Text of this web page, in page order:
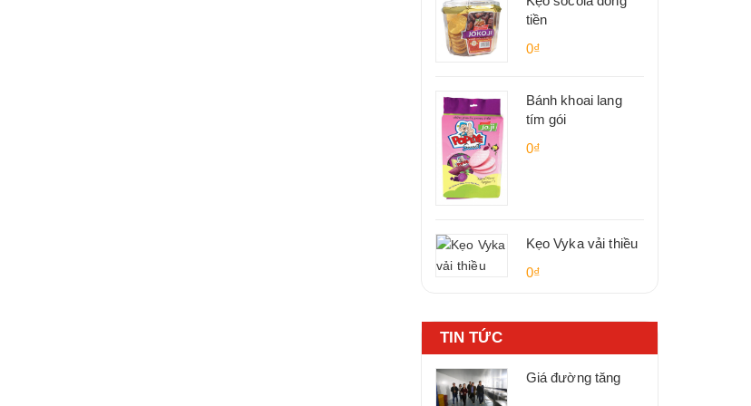
tiền
0₫
Bánh khoai lang
tím gói
0₫
Kẹo Vyka vải thiều
0₫
TIN TỨC
Giá đường tăng